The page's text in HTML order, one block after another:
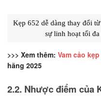
Kẹp 652 dễ dàng thay đổi
sự linh hoạt tối
>>> Xem thêm: Vam cảo
hãng 2025
2.2. Nhược điểm của